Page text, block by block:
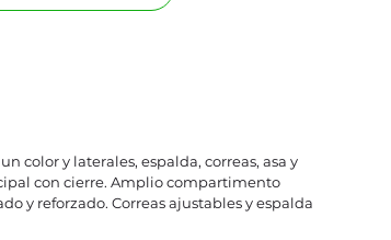
color y laterales, espalda, correas, asa y
con cierre. Amplio compartimento
y reforzado. Correas ajustables y espalda